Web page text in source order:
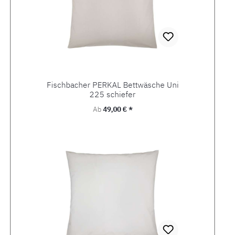
Fischbacher PERKAL Bettwäsche Uni
225 schiefer
Regulärer Preis:
Ab49,00 € *